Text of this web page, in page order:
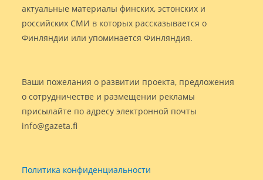
актуальные материалы финских, эстонских и
российских СМИ в которых рассказывается о
Финляндии или упоминается Финляндия.
Ваши пожелания о развитии проекта, предложения
о сотрудничестве и размещении рекламы
присылайте по адресу электронной почты
info@gazeta.fi
Политика конфиденциальности